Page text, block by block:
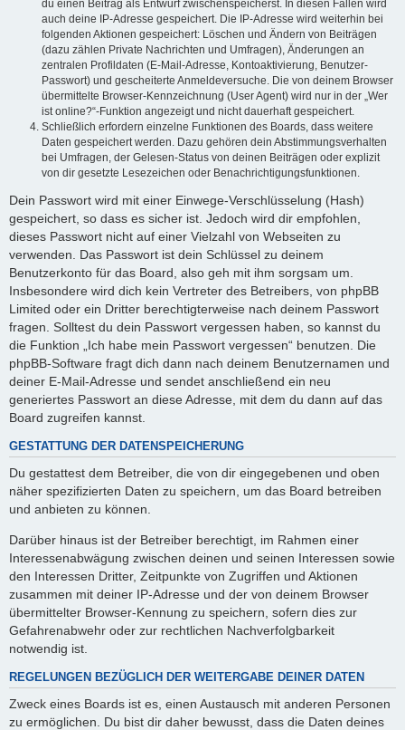
du einen Beitrag als Entwurf zwischenspeicherst. In diesen Fällen wird
auch deine IP-Adresse gespeichert. Die IP-Adresse wird weiterhin bei
folgenden Aktionen gespeichert: Löschen und Ändern von Beiträgen
(dazu zählen Private Nachrichten und Umfragen), Änderungen an
zentralen Profildaten (E-Mail-Adresse, Kontoaktivierung, Benutzer-
Passwort) und gescheiterte Anmeldeversuche. Die von deinem Browser
übermittelte Browser-Kennzeichnung (User Agent) wird nur in der „Wer
ist online?“-Funktion angezeigt und nicht dauerhaft gespeichert.
Schließlich erfordern einzelne Funktionen des Boards, dass weitere
Daten gespeichert werden. Dazu gehören dein Abstimmungsverhalten
bei Umfragen, der Gelesen-Status von deinen Beiträgen oder explizit
von dir gesetzte Lesezeichen oder Benachrichtigungsfunktionen.
Dein Passwort wird mit einer Einwege-Verschlüsselung (Hash)
gespeichert, so dass es sicher ist. Jedoch wird dir empfohlen,
dieses Passwort nicht auf einer Vielzahl von Webseiten zu
verwenden. Das Passwort ist dein Schlüssel zu deinem
Benutzerkonto für das Board, also geh mit ihm sorgsam um.
Insbesondere wird dich kein Vertreter des Betreibers, von phpBB
Limited oder ein Dritter berechtigterweise nach deinem Passwort
fragen. Solltest du dein Passwort vergessen haben, so kannst du
die Funktion „Ich habe mein Passwort vergessen“ benutzen. Die
phpBB-Software fragt dich dann nach deinem Benutzernamen und
deiner E-Mail-Adresse und sendet anschließend ein neu
generiertes Passwort an diese Adresse, mit dem du dann auf das
Board zugreifen kannst.
GESTATTUNG DER DATENSPEICHERUNG
Du gestattest dem Betreiber, die von dir eingegebenen und oben
näher spezifizierten Daten zu speichern, um das Board betreiben
und anbieten zu können.
Darüber hinaus ist der Betreiber berechtigt, im Rahmen einer
Interessenabwägung zwischen deinen und seinen Interessen sowie
den Interessen Dritter, Zeitpunkte von Zugriffen und Aktionen
zusammen mit deiner IP-Adresse und der von deinem Browser
übermittelter Browser-Kennung zu speichern, sofern dies zur
Gefahrenabwehr oder zur rechtlichen Nachverfolgbarkeit
notwendig ist.
REGELUNGEN BEZÜGLICH DER WEITERGABE DEINER DATEN
Zweck eines Boards ist es, einen Austausch mit anderen Personen
zu ermöglichen. Du bist dir daher bewusst, dass die Daten deines